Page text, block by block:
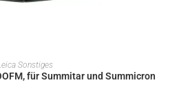
WARENKORB
Sonstiges
für Summitar und Summicron